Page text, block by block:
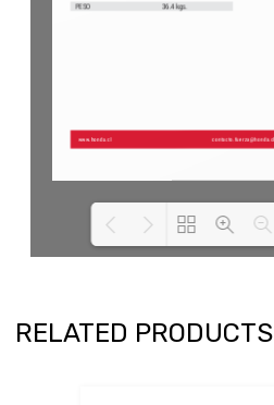
RELATED PRODUCTS